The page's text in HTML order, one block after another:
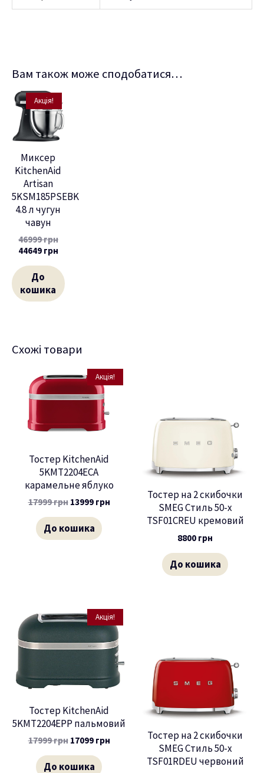
Вам також може сподобатися…
Акція!
Миксер
KitchenAid
Artisan
5KSM185PSEBK
4.8 л чугун
чавун
46999грн
44649 грн
До
кошика
Схожі товари
Акція!
Тостер KitchenAid
5KMT2204ECA
карамельне яблуко
17999грн 13999 грн
До кошика
Тостер на 2 скибочки
SMEG Стиль 50-х
TSF01CREU кремовий
8800 грн
До кошика
Акція!
Тостер KitchenAid
5KMT2204EPP пальмовий
17999грн 17099 грн
До кошика
Тостер на 2 скибочки
SMEG Стиль 50-х
TSF01RDEU червоний